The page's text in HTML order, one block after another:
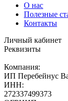
О нас
Полезные
Контакты
Личный кабинет
Реквизиты
Компания:
ИП Перебейнус
ИНН:
272337499373